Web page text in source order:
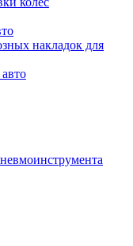
накладок для